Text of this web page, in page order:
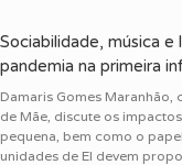
Sociabilidade, música
pandemia na primeira
Damaris Gomes Maranhão,
de Mãe, discute os
pequena, bem como o
unidades de EI devem